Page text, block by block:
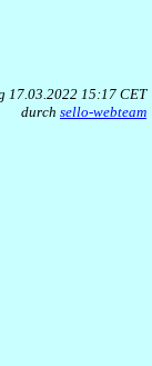
17.03.2022 15:17 CET
durch sello-webteam